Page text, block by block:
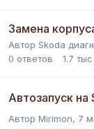
Замена
Автор Skoda
0 ответов 1.7 тыс
Автозапуск на
Автор Mirimon, 7